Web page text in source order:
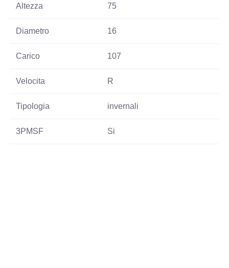
Altezza 75
Diametro 16
Carico 107
Velocita R
Tipologia invernali
3PMSF Si